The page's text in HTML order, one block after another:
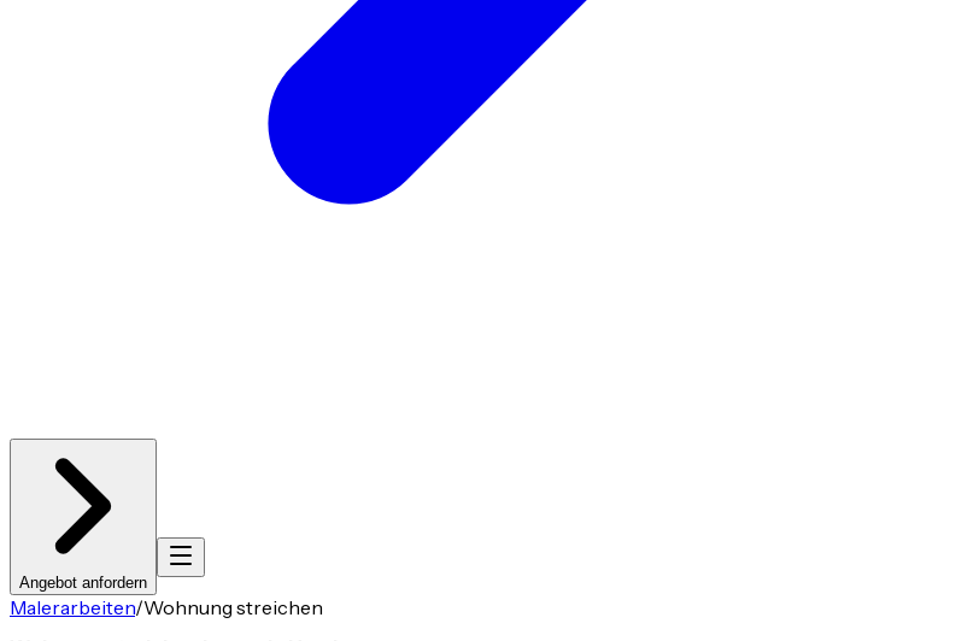
Angebot anfordern
Malerarbeiten/Wohnung streichen